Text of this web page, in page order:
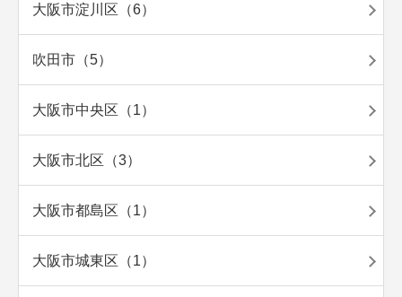
大阪市淀川区（6）
吹田市（5）
大阪市中央区（1）
大阪市北区（3）
大阪市都島区（1）
大阪市城東区（1）